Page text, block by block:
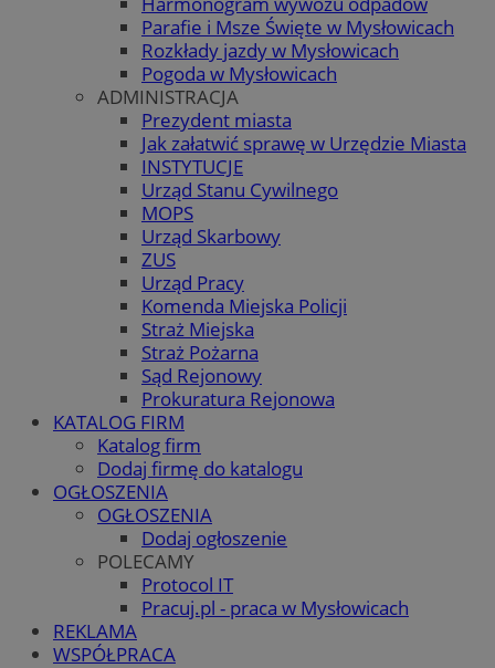
Parafie i Msze Święte w Mysłowicach
Rozkłady jazdy w Mysłowicach
Pogoda w Mysłowicach
ADMINISTRACJA
Prezydent miasta
Jak załatwić sprawę w Urzędzie Miasta
INSTYTUCJE
Urząd Stanu Cywilnego
MOPS
Urząd Skarbowy
ZUS
Urząd Pracy
Komenda Miejska Policji
Straż Miejska
Straż Pożarna
Sąd Rejonowy
Prokuratura Rejonowa
KATALOG FIRM
Katalog firm
Dodaj firmę do katalogu
OGŁOSZENIA
OGŁOSZENIA
Dodaj ogłoszenie
POLECAMY
Protocol IT
Pracuj.pl - praca w Mysłowicach
REKLAMA
WSPÓŁPRACA